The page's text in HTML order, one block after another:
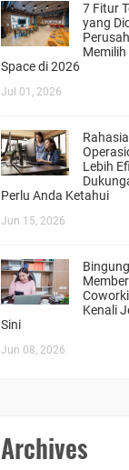
7 Fitur
yang
Space di 2026
Jul 01, 2026
Rahasia
Lebih
Perlu Anda Ketahui
Jun 15, 2026
Kenali
Sini
Jun 08, 2026
Archives